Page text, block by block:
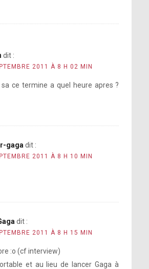
dit :
2011 À 8 H 02 MIN
ce termine a quel heure apres ?
gaga dit :
2011 À 8 H 10 MIN
dit :
2011 À 8 H 15 MIN
:o (cf interview)
et au lieu de lancer Gaga à